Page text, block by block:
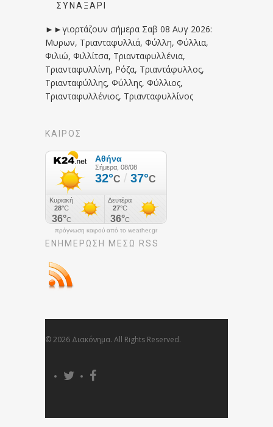
ΣΥΝΑΞΆΡΙ
►►γιορτάζουν σήμερα Σαβ 08 Αυγ 2026:
Μυρων, Τριανταφυλλιά, Φύλλη, Φύλλια,
Φιλιώ, Φιλλίτσα, Τριανταφυλλένια,
Τριανταφυλλίνη, Ρόζα, Τριαντάφυλλος,
Τριανταφύλλης, Φύλλης, Φύλλιος,
Τριανταφυλλένιος, Τριανταφυλλίνος
ΚΑΙΡΟΣ
πρόγνωση καιρού από το weather.gr
ΕΝΗΜΈΡΩΣΉ ΜΕΣΩ RSS
© 2026 Διακόνημα. All Rights Reserved.